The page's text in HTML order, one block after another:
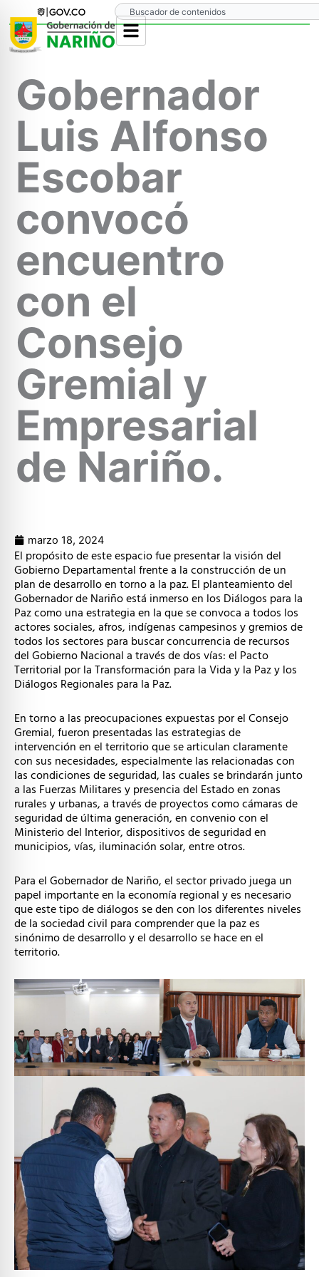
contenido
Search
Gobernador
Luis Alfonso
Escobar
convocó
encuentro
con el
Consejo
Gremial y
Empresarial
de Nariño.
marzo 18, 2024
El propósito de este espacio fue presentar la visión del
Gobierno Departamental frente a la construcción de un
plan de desarrollo en torno a la paz. El planteamiento del
Gobernador de Nariño está inmerso en los Diálogos para la
Paz como una estrategia en la que se convoca a todos los
actores sociales, afros, indígenas campesinos y gremios de
todos los sectores para buscar concurrencia de recursos
del Gobierno Nacional a través de dos vías: el Pacto
Territorial por la Transformación para la Vida y la Paz y los
Diálogos Regionales para la Paz.
En torno a las preocupaciones expuestas por el Consejo
Gremial, fueron presentadas las estrategias de
intervención en el territorio que se articulan claramente
con sus necesidades, especialmente las relacionadas con
las condiciones de seguridad, las cuales se brindarán junto
a las Fuerzas Militares y presencia del Estado en zonas
rurales y urbanas, a través de proyectos como cámaras de
seguridad de última generación, en convenio con el
Ministerio del Interior, dispositivos de seguridad en
municipios, vías, iluminación solar, entre otros.
Para el Gobernador de Nariño, el sector privado juega un
papel importante en la economía regional y es necesario
que este tipo de diálogos se den con los diferentes niveles
de la sociedad civil para comprender que la paz es
sinónimo de desarrollo y el desarrollo se hace en el
territorio.